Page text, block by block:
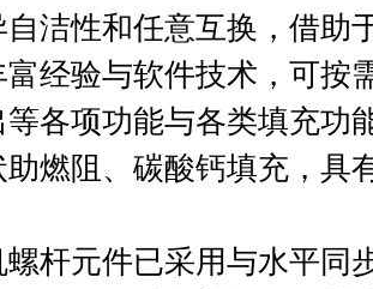
洁性和任意互换，借助
经验与软件技术，可按
等各项功能与各类填充功
助燃阻、碳酸钙填充，具
元件已采用与水平同